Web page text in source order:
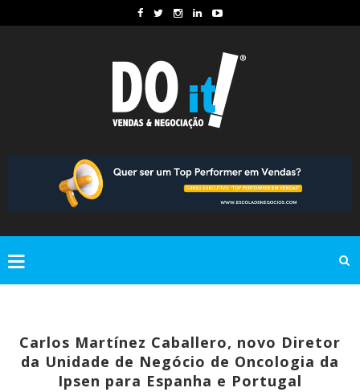
Carlos Martínez Caballero, novo Diretor
da Unidade de Negócio de Oncologia da
Ipsen para Espanha e Portugal